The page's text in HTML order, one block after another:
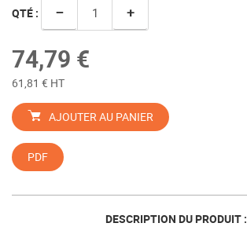
QTÉ : − +
74,79 €
61,81 € HT
AJOUTER AU PANIER
PDF
DESCRIPTION DU PRODUIT :